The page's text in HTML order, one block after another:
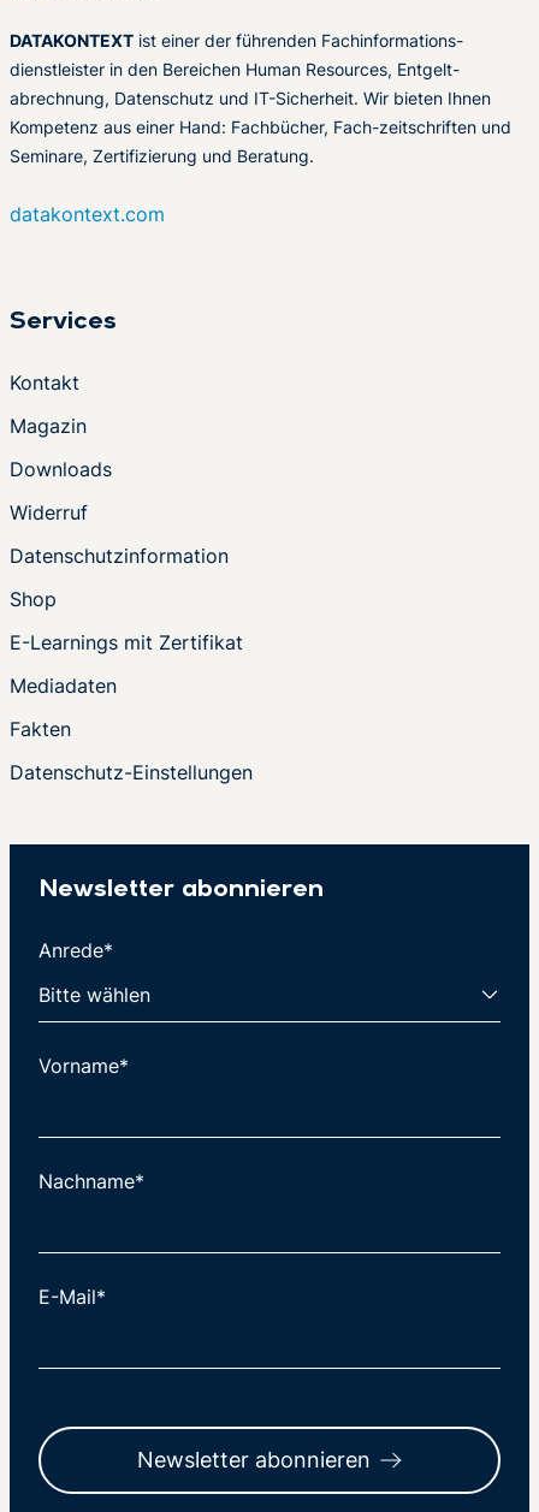
DATAKONTEXT ist einer der führenden Fachinformations-
dienstleister in den Bereichen Human Resources, Entgelt-
abrechnung, Datenschutz und IT-Sicherheit. Wir bieten Ihnen
Kompetenz aus einer Hand: Fachbücher, Fach-zeitschriften und
Seminare, Zertifizierung und Beratung.
datakontext.com
Services
Kontakt
Magazin
Downloads
Widerruf
Datenschutzinformation
Shop
E-Learnings mit Zertifikat
Mediadaten
Fakten
Datenschutz-Einstellungen
Newsletter abonnieren
Anrede*
Vorname*
Nachname*
E-Mail*
Newsletter abonnieren